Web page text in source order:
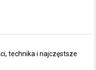
technika i najczęstsze